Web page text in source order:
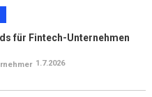
für Fintech-Unternehmen
1.7.2026